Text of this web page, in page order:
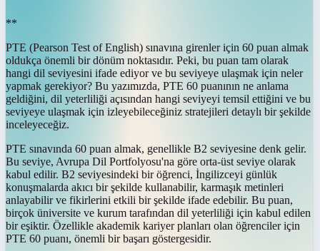
**
PTE (Pearson Test of English) sınavına girenler için 60 puan almak
oldukça önemli bir dönüm noktasıdır. Peki, bu puan tam olarak
hangi dil seviyesini ifade ediyor ve bu seviyeye ulaşmak için neler
yapmak gerekiyor? Bu yazımızda, PTE 60 puanının ne anlama
geldiğini, dil yeterliliği açısından hangi seviyeyi temsil ettiğini ve bu
seviyeye ulaşmak için izleyebileceğiniz stratejileri detaylı bir şekilde
inceleyeceğiz.
PTE sınavında 60 puan almak, genellikle B2 seviyesine denk gelir.
Bu seviye, Avrupa Dil Portfolyosu'na göre orta-üst seviye olarak
kabul edilir. B2 seviyesindeki bir öğrenci, İngilizceyi günlük
konuşmalarda akıcı bir şekilde kullanabilir, karmaşık metinleri
anlayabilir ve fikirlerini etkili bir şekilde ifade edebilir. Bu puan,
birçok üniversite ve kurum tarafından dil yeterliliği için kabul edilen
bir eşiktir. Özellikle akademik kariyer planları olan öğrenciler için
PTE 60 puanı, önemli bir başarı göstergesidir.